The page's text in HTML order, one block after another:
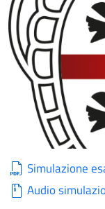
Simulazione
Audio